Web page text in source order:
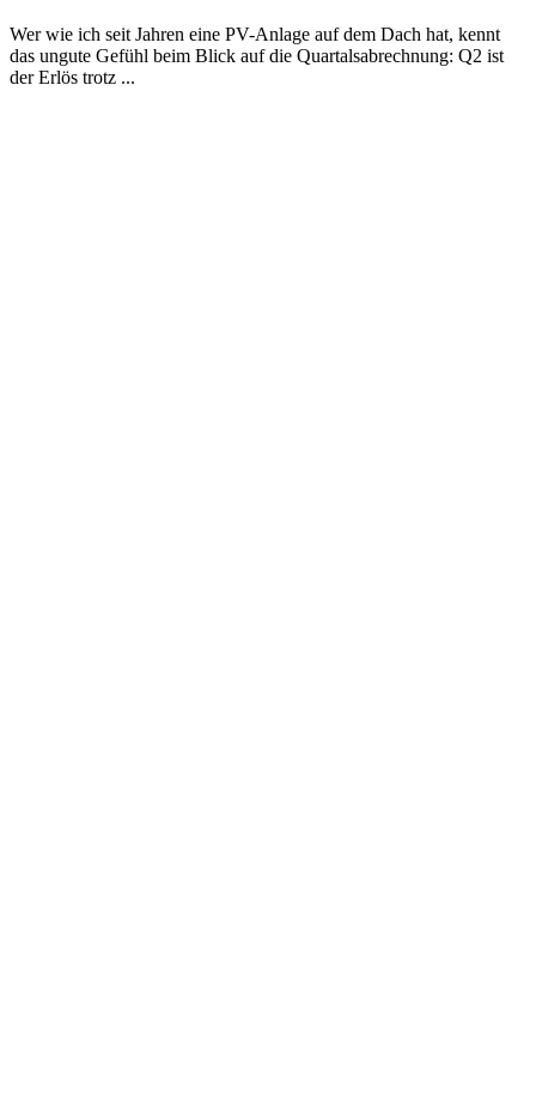
Wer wie ich seit Jahren eine PV-Anlage auf dem Dach hat, kennt
das ungute Gefühl beim Blick auf die Quartalsabrechnung: Q2 ist
der Erlös trotz ...